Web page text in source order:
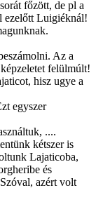
főzött, de pl a
ezelőtt Luigiéknál!
Az a
felülmúlt!
hisz ugye a
egyszer
....
kétszer is
Lajaticoba,
és
azért volt